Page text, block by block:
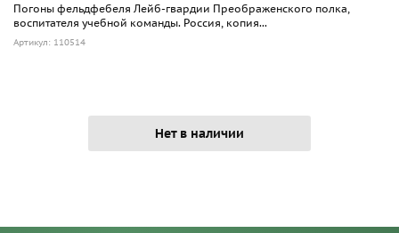
Погоны фельдфебеля Лейб-гвардии Преображенского полка,
воспитателя учебной команды. Россия, копия...
Артикул: 110514
Нет в наличии